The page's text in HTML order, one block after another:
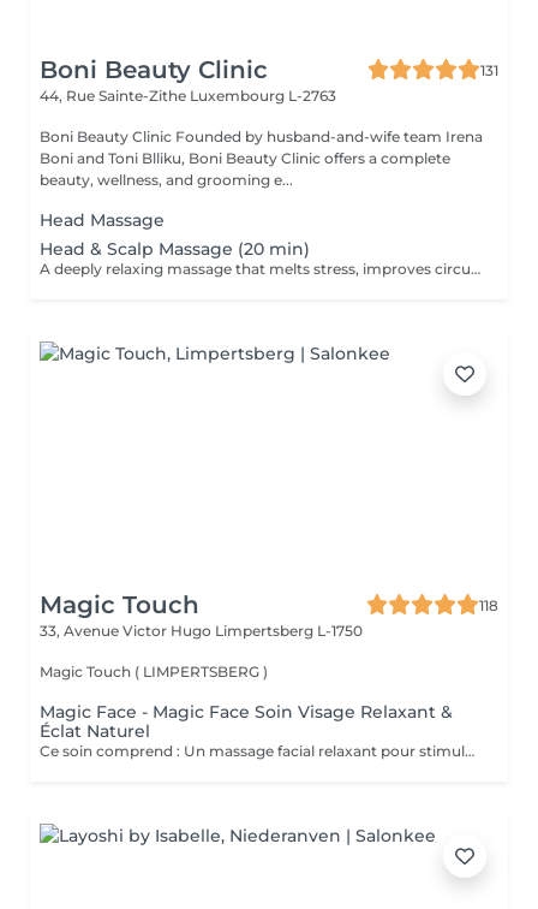
Boni Beauty Clinic
131
44, Rue Sainte-Zithe Luxembourg L-2763
Boni Beauty Clinic Founded by husband-and-wife team Irena
Boni and Toni Blliku, Boni Beauty Clinic offers a complete
beauty, wellness, and grooming e...
Head Massage
Head & Scalp Massage (20 min)
A deeply relaxing massage that melts stress, improves circulation, and leaves you recharged and focused. Indulge in luxury, even on your lunch break. Quick, effective treatments designed to refresh your face, mind, and mood all within 30 to 60 minutes. Ideal for: Professionals, busy moms, and anyone seeking a touch of luxury between meetings. Available weekdays from 11:30 to 14:30
Magic Touch
118
33, Avenue Victor Hugo Limpertsberg L-1750
Magic Touch ( LIMPERTSBERG )
Magic Face - Magic Face Soin Visage Relaxant &
Éclat Naturel
Ce soin comprend : Un massage facial relaxant pour stimuler la circulation sanguine, détendre les traits du visage et favoriser l'éclat naturel de la peau. Une exfoliation douce pour éliminer les cellules mortes et affiner le grain de peau. Une hydratation profonde pour nourrir et revitaliser la peau. Un masque à l'argile adapté à votre peau pour purifier, apaiser et redonner de l'éclat au teint. Les bienfaits : Peau plus douce et lumineuse Teint frais et éclatant Réduction des signes de fatigue Sensation profonde de détente et de bien-être Amélioration de la circulation et de l'oxygénation de la peau Prenez un moment pour vous et laissez votre peau retrouver tout son éclat naturel.